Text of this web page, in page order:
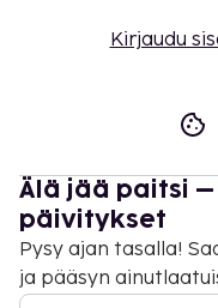
Kirjaudu
Älä jää paitsi
päivitykset
Pysy ajan tasalla!
ja pääsyn